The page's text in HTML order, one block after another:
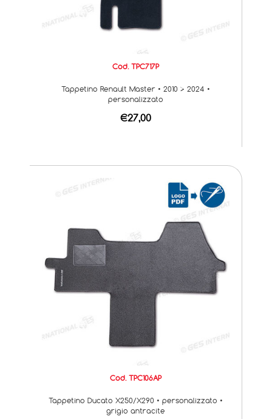
Cod. TPC717P
Tappetino Renault Master • 2010 > 2024 •
personalizzato
€27,00
Cod. TPC106AP
Tappetino Ducato X250/X290 • personalizzato •
grigio antracite